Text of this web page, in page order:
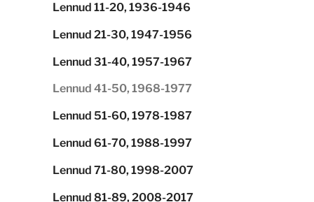
Lennud 11-20, 1936-1946
Lennud 21-30, 1947-1956
Lennud 31-40, 1957-1967
Lennud 41-50, 1968-1977
Lennud 51-60, 1978-1987
Lennud 61-70, 1988-1997
Lennud 71-80, 1998-2007
Lennud 81-89, 2008-2017